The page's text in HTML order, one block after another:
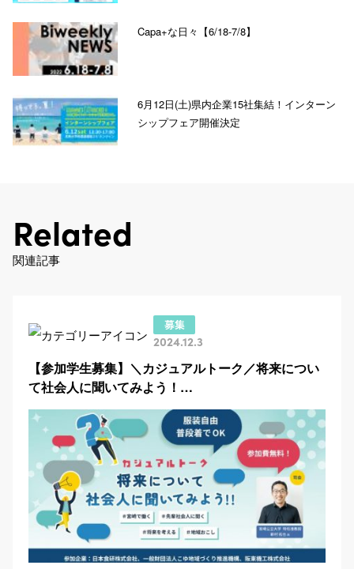
Capa+な日々【6/18-7/8】
6月12日(土)県内企業15社集結！インターン
シップフェア開催決定
Related
関連記事
2024.12.3
【参加学生募集】＼カジュアルトーク／将来につい
て社会人に聞いてみよう！…